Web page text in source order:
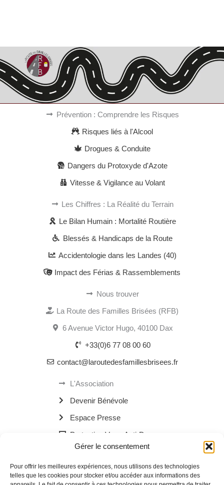
Gérer le consentement
Pour offrir les meilleures expériences, nous utilisons des technologies
telles que les cookies pour stocker et/ou accéder aux informations des
Prévention : Comprendre les Risques
Risques liés à l'Alcool
Drogues & Conduite
Dangers du Protoxyde d'Azote
Vitesse & Vigilance au Volant
Les Chiffres : La Réalité du Terrain
Le Bilan Humain : Mortalité Routière
Blessés & Handicaps de la Route
Accidentologie dans les Landes (40)
Impact des Férias & Rassemblements
Nous trouver
La Route des Familles Brisées (RFB)
6 Avenue Victor Hugo, 40100 Dax
+33(0)6 77 08 00 60
contact@laroutedesfamillesbrisees.fr
L'Association
Devenir Bénévole
Espace Presse
Protection Verre Anti-Drogue
Les Bornes Recharge Mobile
Les Navettes Kékébus